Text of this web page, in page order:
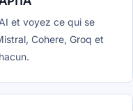
et voyez ce qui se
Cohere, Groq et